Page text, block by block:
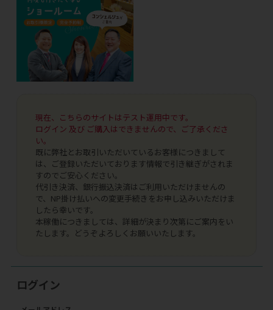
現在、こちらのサイトはテスト運用中です。
ログイン 及び ご購入はできませんので、ご了承くださ
い。
既に弊社とお取引いただいているお客様につきまして
は、ご登録いただいております情報で引き継ぎがされま
すのでご安心ください。
代引き決済、銀行振込決済はご利用いただけませんの
で、NP掛け払いへの変更手続きをお申し込みいただけま
したら幸いです。
本稼働につきましては、詳細が決まり次第にご案内をい
たします。どうぞよろしくお願いいたします。
ログイン